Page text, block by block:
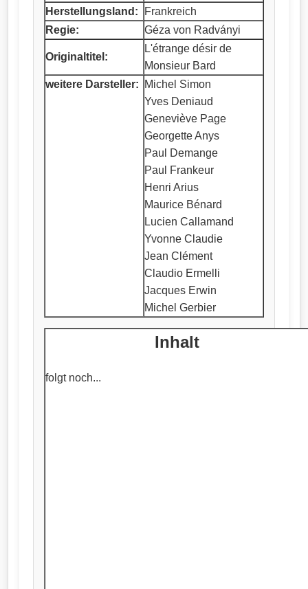
Herstellungsland:
Frankreich
Regie:
Géza von Radványi
Originaltitel:
L'étrange désir de
Monsieur Bard
weitere Darsteller:
Michel Simon
Yves Deniaud
Geneviève Page
Georgette Anys
Paul Demange
Paul Frankeur
Henri Arius
Maurice Bénard
Lucien Callamand
Yvonne Claudie
Jean Clément
Claudio Ermelli
Jacques Erwin
Michel Gerbier
Inhalt
folgt noch...